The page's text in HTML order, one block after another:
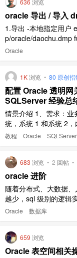
636 浏览
oracle 导出 / 导入
1.导出 -本地指定用户
p/oracle/daochu.dmp
23@192.168.202.108/
Oracle
1K浏览 • 80 原创指
配置 Oracle 透明网
SQLServer 经验总
情景介绍 1、需求：
统，系统 1 和系统 2
Oracle 和 SQLServer
Server 数据库中的数
即 O ..
教程 Oracle SQLServer
683 浏览 • 2 回帖 •
oracle 进阶
随着分布式、大数据
越少，sql 级别的逻辑
忘记了还能在 sql 级别
Oracle 数据库
659 浏览
Oracle 表空间相关